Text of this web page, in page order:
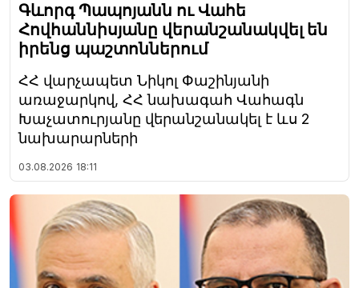
Գևորգ Պապոյանն ու Վահե
Հովհաննիսյանը վերանշանակվել են
իրենց պաշտոններում
ՀՀ վարչապետ Նիկոլ Փաշինյանի
առաջարկով, ՀՀ նախագահ Վահագն
Խաչատուրյանը վերանշանակել է ևս 2
նախարարների
03.08.2026 18:11